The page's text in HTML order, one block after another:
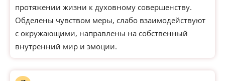
протяжении жизни к духовному совершенству.
Обделены чувством меры, слабо взаимодействуют
с окружающими, направлены на собственный
внутренний мир и эмоции.